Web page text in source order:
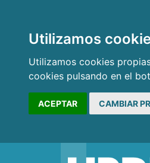
Utilizamos
Utilizamos cookies
cookies pulsando en el
ACEPTAR CAMBIAR